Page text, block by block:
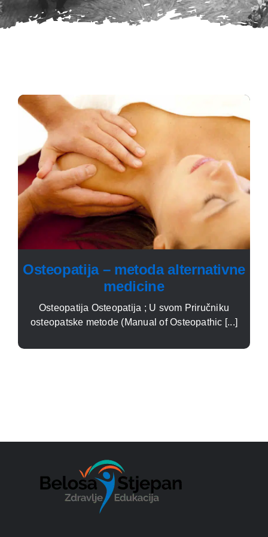
Osteopatija – metoda alternativne
medicine
Osteopatija Osteopatija ; U svom Priručniku
osteopatske metode (Manual of Osteopathic [...]